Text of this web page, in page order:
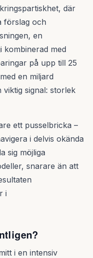
där
förslag och
en
kombinerad med
på upp till 25
en miljard
signal: storlek
ett pusselbricka –
i delvis okända
sig möjliga
snarare än att
i
i en intensiv